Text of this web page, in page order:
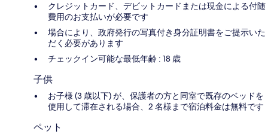
クレジットカード、デビットカードまたは現金による付随
費用のお支払いが必要です
場合により、政府発行の写真付き身分証明書をご提示いた
だく必要があります
チェックイン可能な最低年齢 : 18 歳
子供
お子様 (3 歳以下) が、保護者の方と同室で既存のベッドを
使用して滞在される場合、2 名様まで宿泊料金は無料です
ペット